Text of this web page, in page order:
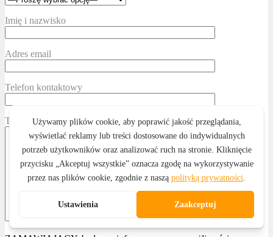
Imię i nazwisko
Adres email
Telefon kontaktowy
Treść wiadomości